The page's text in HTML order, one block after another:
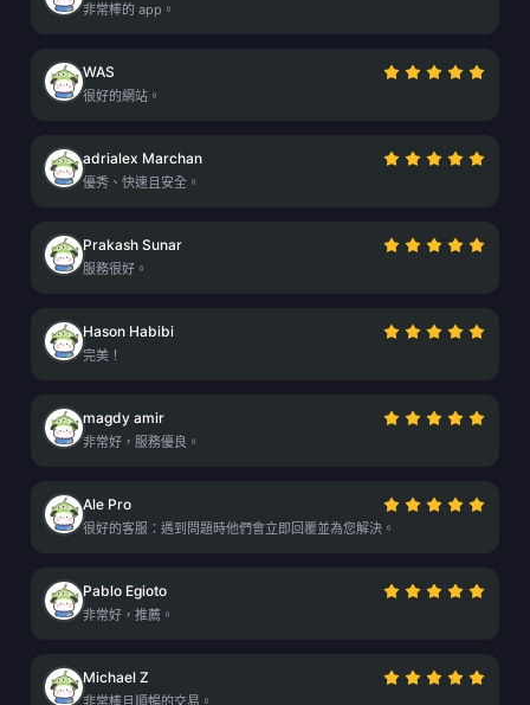
非常棒的 app。
WAS
很好的網站。
adrialex Marchan
優秀、快速且安全。
Prakash Sunar
服務很好。
Hason Habibi
完美！
magdy amir
非常好，服務優良。
Ale Pro
很好的客服：遇到問題時他們會立即回覆並為您解決。
Pablo Egioto
非常好，推薦。
Michael Z
非常棒且順暢的交易。